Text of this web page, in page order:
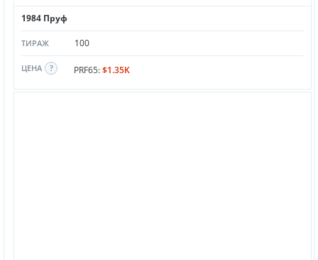
1984 Пруф
ТИРАЖ 100
ЦЕНА PRF65:$1.35K